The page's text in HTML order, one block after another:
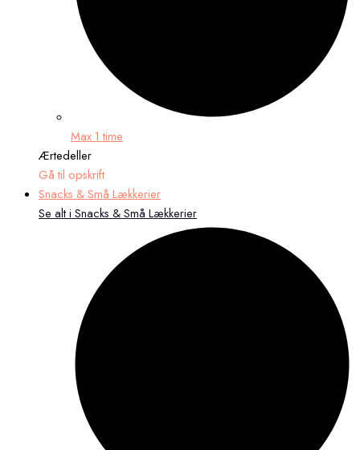
Max 1 time
Ærtedeller
Gå til opskrift
Snacks & Små Lækkerier
Se alt i Snacks & Små Lækkerier